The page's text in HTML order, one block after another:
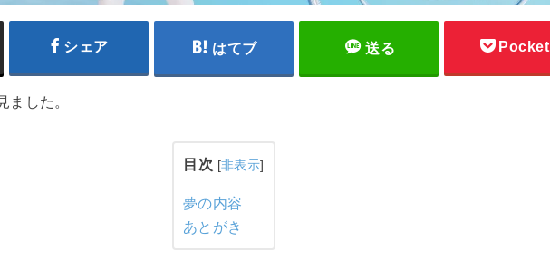
シェア はてブ 送る Pocket
ました。
目次 [非表示]
夢の内容
あとがき